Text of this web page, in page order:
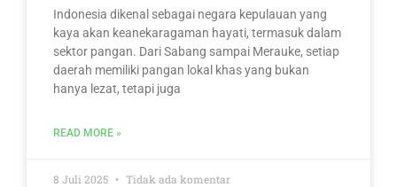
Indonesia dikenal sebagai negara kepulauan yang
kaya akan keanekaragaman hayati, termasuk dalam
sektor pangan. Dari Sabang sampai Merauke, setiap
daerah memiliki pangan lokal khas yang bukan
hanya lezat, tetapi juga
READ MORE »
8 Juli 2025 Tidak ada komentar